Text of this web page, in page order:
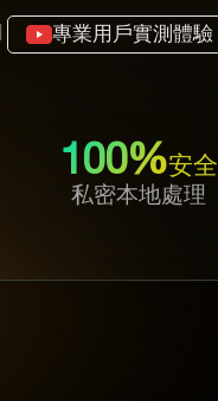
專業用戶實測體驗
100%安全
私密本地處理